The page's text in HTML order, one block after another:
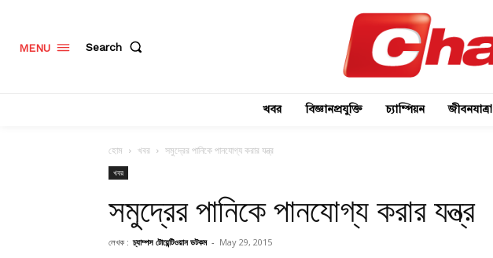
MENU Search
খবর বিজ্ঞানপ্রযুক্তি চ্যাম্পিয়ন জীবনযাত্রা
হোম খবর সমুদ্রের পানিকে পানযোগ্য করার যন্ত্র
খবর
সমুদ্রের পানিকে পানযোগ্য করার যন্ত্র
লেখক : চ্যাম্পস টোয়েন্টিওয়ান ডটকম - May 29, 2015